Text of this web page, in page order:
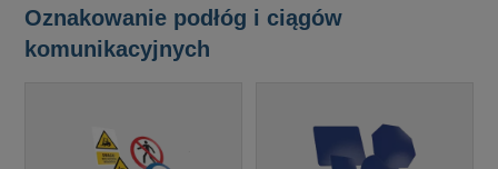
Oznakowanie podłóg i ciągów
komunikacyjnych